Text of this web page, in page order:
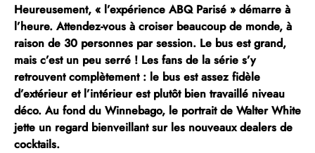
Heureusement, « l’expérience ABQ Parisé » démarre à
l’heure. Attendez-vous à croiser beaucoup de monde, à
raison de 30 personnes par session. Le bus est grand,
mais c’est un peu serré ! Les fans de la série s’y
retrouvent complètement : le bus est assez fidèle
d’extérieur et l’intérieur est plutôt bien travaillé niveau
déco. Au fond du Winnebago, le portrait de Walter White
jette un regard bienveillant sur les nouveaux dealers de
cocktails.